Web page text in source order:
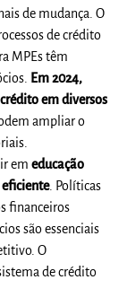
de mudança. O
de crédito
MPEs têm
Em 2024,
em diversos
ampliar o
emeducação
. Políticas
financeiros
são essenciais
O
de crédito